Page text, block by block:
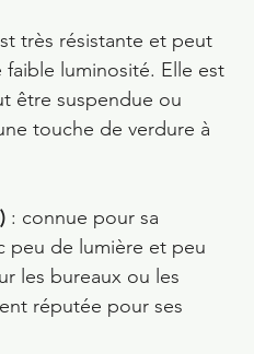
très résistante et peut
luminosité. Elle est
être suspendue ou
touche de verdure à
: connue pour sa
peu de lumière et peu
les bureaux ou les
réputée pour ses